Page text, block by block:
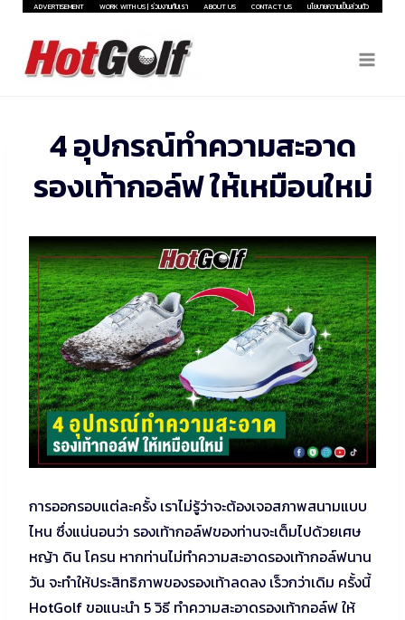
Skip
content
ADVERTISEMENT WORK WITH US | ร่วมงานกับเรา ABOUT US CONTACT US นโยบายความเป็นส่วนตัว
4 อุปกรณ์ทำความสะอาด
รองเท้ากอล์ฟ ให้เหมือนใหม่
การออกรอบแต่ละครั้ง เราไม่รู้ว่าจะต้องเจอสภาพสนามแบบ
ไหน ซึ่งแน่นอนว่า รองเท้ากอล์ฟของท่านจะเต็มไปด้วยเศษ
หญ้า ดิน โครน หากท่านไม่ทำความสะอาดรองเท้ากอล์ฟนาน
วัน จะทำให้ประสิทธิภาพของรองเท้าลดลง เร็วกว่าเดิม ครั้งนี้
HotGolf ขอแนะนำ 5 วิธี ทำความสะอาดรองเท้ากอล์ฟ ให้